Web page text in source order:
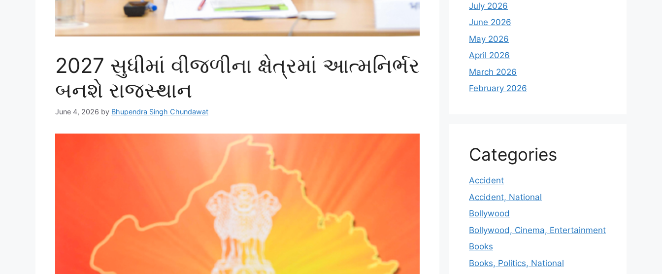
2027 સુધીમાં વીજળીના ક્ષેત્રમાં આત્મનિર્ભર
બનશે રાજસ્થાન
June 4, 2026 by Bhupendra Singh Chundawat
July 2026
June 2026
May 2026
April 2026
March 2026
February 2026
Categories
Accident
Accident, National
Bollywood
Bollywood, Cinema, Entertainment
Books
Books, Politics, National